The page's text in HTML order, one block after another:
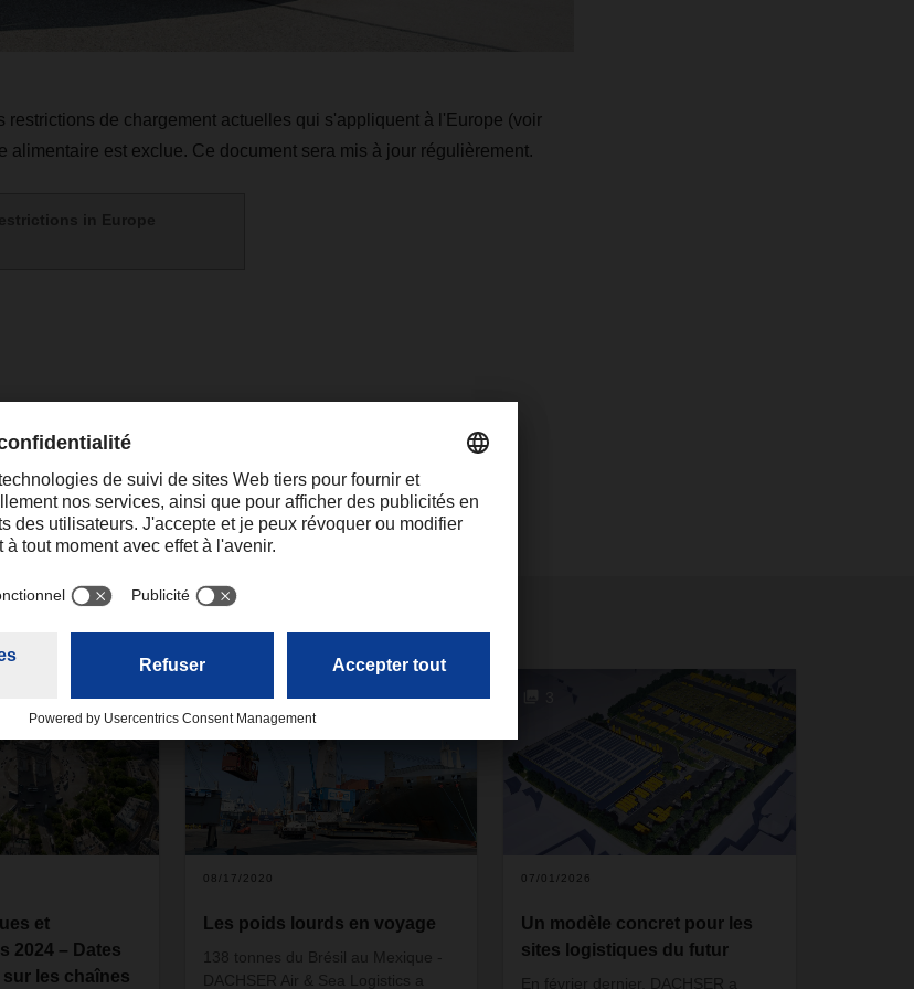
restrictions de chargement actuelles qui s'appliquent à l'Europe (voir
alimentaire est exclue. Ce document sera mis à jour régulièrement.
et
2024 – Dates
les chaînes
3
08/17/2020
Les poids lourds en voyage
138 tonnes du Brésil au Mexique -
DACHSER Air & Sea Logistics a
07/01/2026
Un modèle concret pour les
sites logistiques du futur
En février dernier, DACHSER a